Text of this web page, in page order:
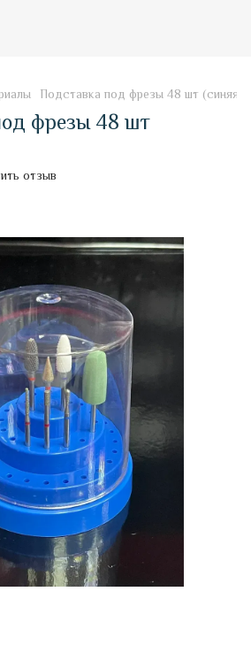
Подставка под фрезы 48 шт (синяя)
фрезы 48 шт
отзыв